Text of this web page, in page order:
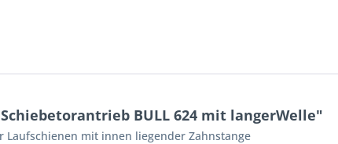
BULL 624 mit langerWelle"
Laufschienen mit innen liegender Zahnstange